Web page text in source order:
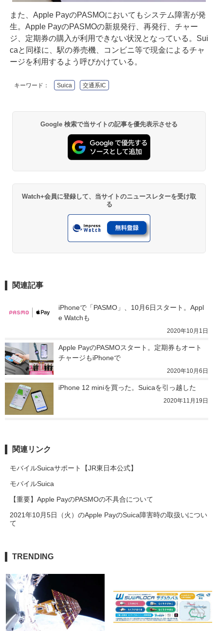
また、Apple PayのPASMOにおいてもシステム障害が発
生。Apple PayのPASMOの新規発行、再発行、チャー
ジ、定期券の購入が利用できない状況となっている。Sui
caと同様に、駅の券売機、コンビニ等で現金によるチャ
ージを利用するよう呼びかけている。
キーワード： Suica 交通系IC
Google 検索で当サイトの記事を優先表示させる
Watch+会員に登録して、当サイトのニュースレターを受け取
る
関連記事
iPhoneで「PASMO」、10月6日スタート。Appl
e Watchも
2020年10月1日
Apple PayのPASMOスタート。定期券もオート
チャージもiPhoneで
2020年10月6日
iPhone 12 miniを買った。Suicaを引っ越した
2020年11月19日
関連リンク
モバイルSuicaサポート【JR東日本公式】
モバイルSuica
【重要】Apple PayのPASMOの不具合について
2021年10月5日（火）のApple PayのSuica障害時の取扱いについ
て
TRENDING